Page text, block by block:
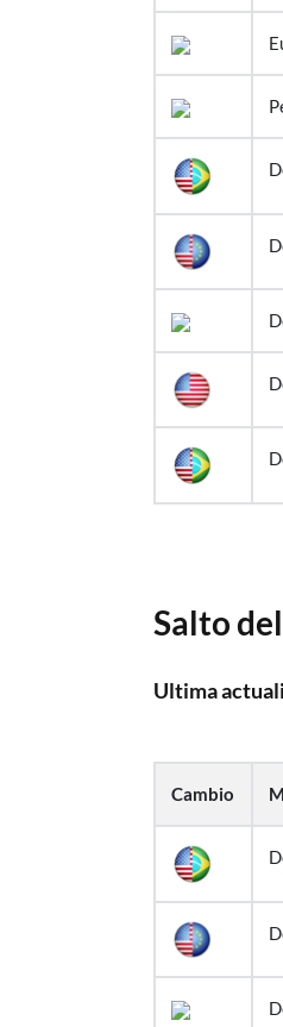
Salto
Ultima
Cambio